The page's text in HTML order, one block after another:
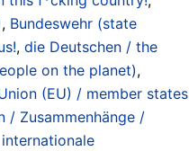
, Bundeswehr (state
, die Deutschen / the
on the planet),
(EU) / member states
/ Zusammenhänge /
internationale